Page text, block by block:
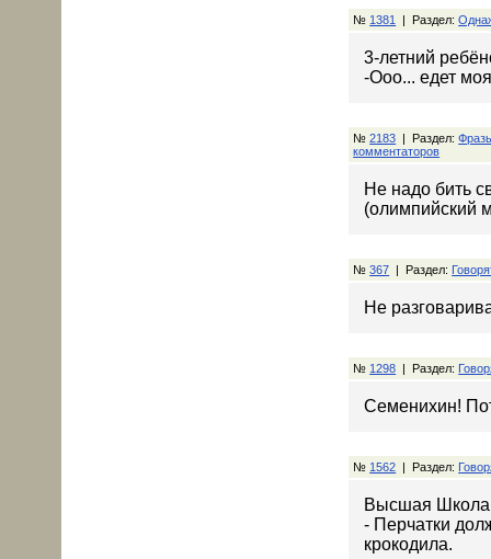
№ 1381 | Раздел:
3-летний
-Ооо... едет
№2183 | Раздел:
комментаторов
Не надо бить
(олимпийский
№367 | Раздел:
Не
№ 1298 | Раздел:
Семенихин!
№ 1562 | Раздел:
Высшая
- Перчатки
крокодила.